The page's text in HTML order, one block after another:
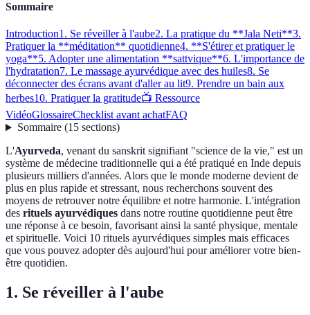
Sommaire
Introduction1. Se réveiller à l'aube2. La pratique du **Jala Neti**3.
Pratiquer la **méditation** quotidienne4. **S'étirer et pratiquer le
yoga**5. Adopter une alimentation **sattvique**6. L'importance de
l'hydratation7. Le massage ayurvédique avec des huiles8. Se
déconnecter des écrans avant d'aller au lit9. Prendre un bain aux
herbes10. Pratiquer la gratitude📺 Ressource
VidéoGlossaireChecklist avant achatFAQ
Sommaire(15 sections)
L'Ayurveda, venant du sanskrit signifiant "science de la vie," est un
système de médecine traditionnelle qui a été pratiqué en Inde depuis
plusieurs milliers d'années. Alors que le monde moderne devient de
plus en plus rapide et stressant, nous recherchons souvent des
moyens de retrouver notre équilibre et notre harmonie. L'intégration
des rituels ayurvédiques dans notre routine quotidienne peut être
une réponse à ce besoin, favorisant ainsi la santé physique, mentale
et spirituelle. Voici 10 rituels ayurvédiques simples mais efficaces
que vous pouvez adopter dès aujourd'hui pour améliorer votre bien-
être quotidien.
1. Se réveiller à l'aube